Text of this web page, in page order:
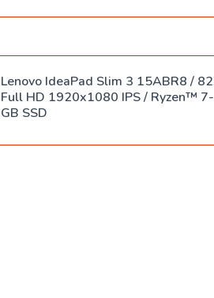
Lenovo IdeaPad Slim 3 15ABR8 /
Full HD 1920x1080 IPS / Ryzen™
GB SSD